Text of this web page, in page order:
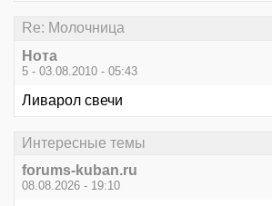
Re: Молочница
Нота
5 - 03.08.2010 - 05:43
Ливарол свечи
Интересные темы
forums-kuban.ru
08.08.2026 - 19:10